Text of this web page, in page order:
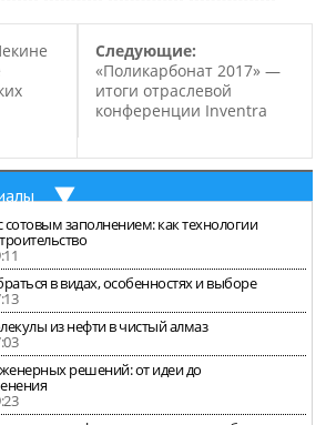
Следующие:
«Поликарбонат 2017» —
итоги отраслевой
конференции Inventra
заполнением: как технологии
в видах, особенностях и выборе
из нефти в чистый алмаз
решений: от идеи до